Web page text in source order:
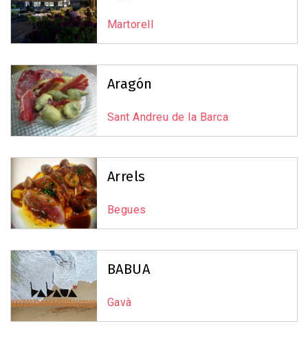
Martorell
Aragón
Sant Andreu de la Barca
Arrels
Begues
BABUA
Gavà